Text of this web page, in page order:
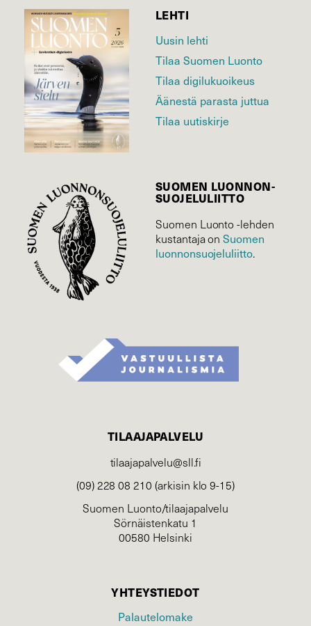
LEHTI
Uusin lehti
Tilaa Suomen Luonto
Tilaa digilukuoikeus
Äänestä parasta juttua
Tilaa uutiskirje
SUOMEN LUONNON­
SUOJELU­LIITTO
Suomen Luonto -lehden
kustantaja onSuomen
luonnonsuojelu­liitto.
TILAAJAPALVELU
tilaajapalvelu@sll.fi
(09) 228 08 210 (arkisin klo 9-15)
Suomen Luonto/tilaajapalvelu
Sörnäistenkatu 1
00580 Helsinki
YHTEYSTIEDOT
Palautelomake